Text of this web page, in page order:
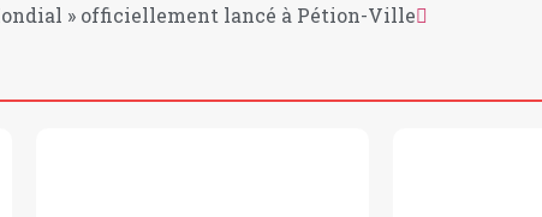
» officiellement lancé à Pétion-Ville